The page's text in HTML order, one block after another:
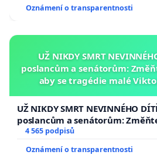
Oznámení o transparentnosti
UŽ NIKDY SMRT
poslancům a senátorům:
aby se tragédie malé
UŽ NIKDY SMRT NEVINNÉHO
poslancům a senátorům:
aby se tragédie malé Viktorky
4 565 podpisů
Oznámení o transparentnosti